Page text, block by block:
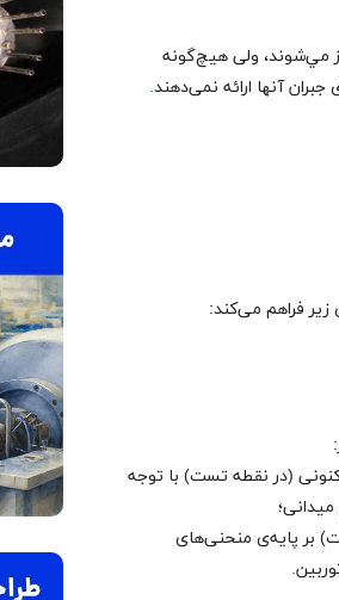
مي‌شوند، ولی هيچ‌گونه
آنها ارائه نمی‌دهند.
زیر فراهم می‌کند:
(در نقطه تست) با توجه
بر پایه‌ی منحنی‌های
.